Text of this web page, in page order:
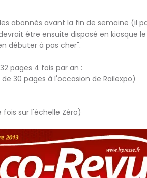
abonnés avant la fin de semaine (il
être ensuite disposé en kiosque le
débuter à pas cher".
pages 4 fois par an :
30 pages à l'occasion de Railexpo)
sur l'échelle Zéro)